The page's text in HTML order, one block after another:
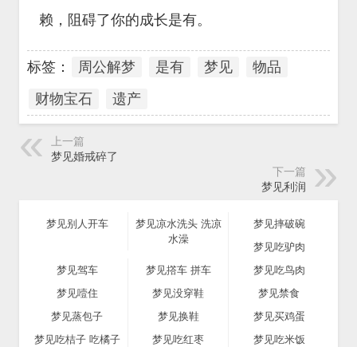
赖，阻碍了你的成长是有。
标签： 周公解梦 是有 梦见
物品
财物宝石
遗产
上一篇
梦见婚戒碎了
下一篇
梦见利润
梦见别人开车
梦见凉水洗头 洗凉
水澡
梦见摔破碗
梦见吃驴肉
梦见驾车
梦见撘车 拼车
梦见吃鸟肉
梦见噎住
梦见没穿鞋
梦见禁食
梦见蒸包子
梦见换鞋
梦见买鸡蛋
梦见吃桔子 吃橘子
梦见吃红枣
梦见吃米饭